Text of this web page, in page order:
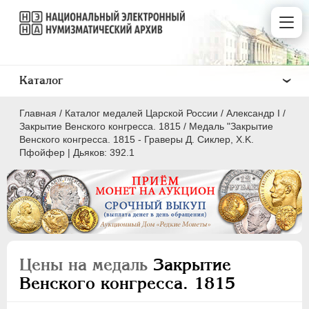
Главная / Каталог медалей Царской России / Александр I /
Закрытие Венского конгресса. 1815 / Медаль "Закрытие
Венского конгресса. 1815 - Граверы Д. Сиклер, X.K.
Пфойфер | Дьяков: 392.1
Цены на медаль Закрытие
Венского конгресса. 1815
Каталог
ВСЕ
ПEТР I 1699-1725
ПЕТР II
АННА ИОАННОВНА 1730-1740
1740-1741